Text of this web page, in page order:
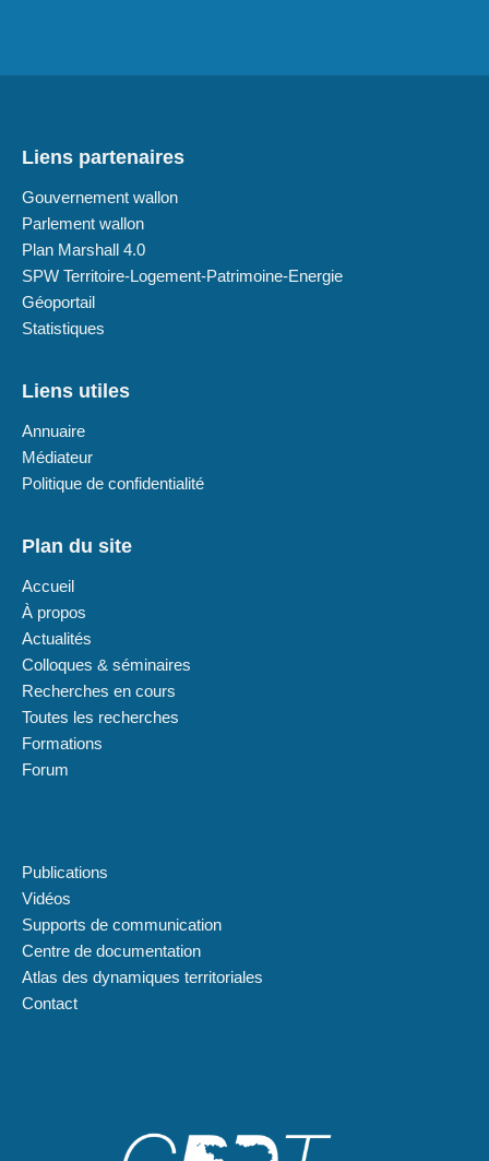
Liens partenaires
Gouvernement wallon
Parlement wallon
Plan Marshall 4.0
SPW Territoire-Logement-Patrimoine-Energie
Géoportail
Statistiques
Liens utiles
Annuaire
Médiateur
Politique de confidentialité
Plan du site
Accueil
À propos
Actualités
Colloques & séminaires
Recherches en cours
Toutes les recherches
Formations
Forum
Publications
Vidéos
Supports de communication
Centre de documentation
Atlas des dynamiques territoriales
Contact